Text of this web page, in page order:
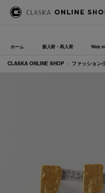
ホーム 新入荷・再入荷 Web
CLASKA ONLINE SHOP > ファッション